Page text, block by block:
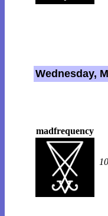
Wednesday,
madfrequency